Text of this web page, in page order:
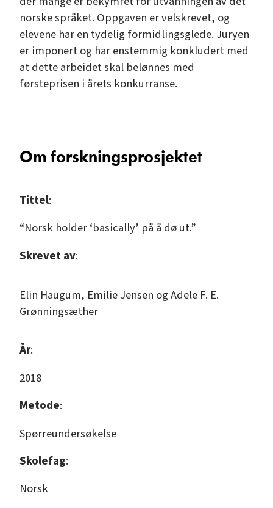
norske språket. Oppgaven er velskrevet, og
elevene har en tydelig formidlingsglede. Juryen
er imponert og har enstemmig konkludert med
at dette arbeidet skal belønnes med
førsteprisen i årets konkurranse.
Om forskningsprosjektet
Tittel:
“Norsk holder ‘basically’ på å dø ut.”
Skrevet av:
Elin Haugum, Emilie Jensen og Adele F. E.
Grønningsæther
År:
2018
Metode:
Spørreundersøkelse
Skolefag:
Norsk